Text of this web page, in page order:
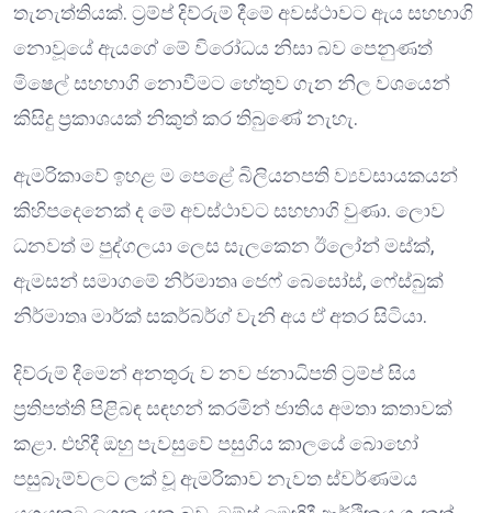
තැනැත්තියක්. ට්‍රම්ප් දිව්රුම් දීමේ අවස්ථාවට ඇය සහභාගි
නොවූයේ ඇයගේ මේ විරෝධය නිසා බව පෙනුණත්
මිෂෙල් සහභාගි නොවීමට හේතුව ගැන නිල වශයෙන්
කිසිදු ප්‍රකාශයක් නිකුත් කර තිබුණේ නැහැ.
ඇමරිකාවේ ඉහළ ම පෙළේ බිලියනපති ව්‍යවසායකයන්
කිහිපදෙනෙක් ද මේ අවස්ථාවට සහභාගි වුණා. ලොව
ධනවත් ම පුද්ගලයා ලෙස සැලකෙන ඊලෝන් මස්ක්,
ඇමසන් සමාගමේ නිර්මාතෘ ජෙෆ් බෙසෝස්, ෆේස්බුක්
නිර්මාතෘ මාර්ක් සකර්බර්ග් වැනි අය ඒ අතර සිටියා.
දිව්රුම් දීමෙන් අනතුරු ව නව ජනාධිපති ට්‍රම්ප් සිය
ප්‍රතිපත්ති පිළිබඳ සඳහන් කරමින් ජාතිය අමතා කතාවක්
කළා. එහිදී ඔහු පැවසුවේ පසුගිය කාලයේ බොහෝ
පසුබෑම්වලට ලක් වූ ඇමරිකාව නැවත ස්වර්ණමය